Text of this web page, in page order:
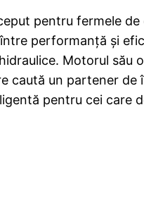
pentru fermele
performanță și
Motorul
caută un partener de
pentru cei care